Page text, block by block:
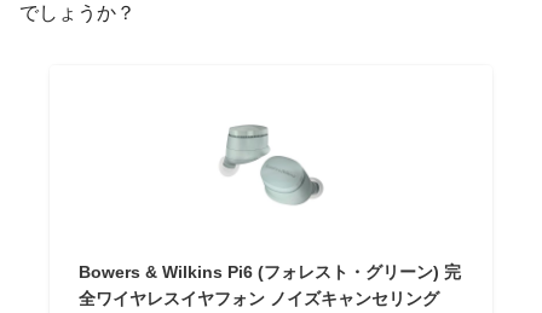
でしょうか？
Bowers & Wilkins Pi6 (フォレスト・グリーン) 完
全ワイヤレスイヤフォン ノイズキャンセリング